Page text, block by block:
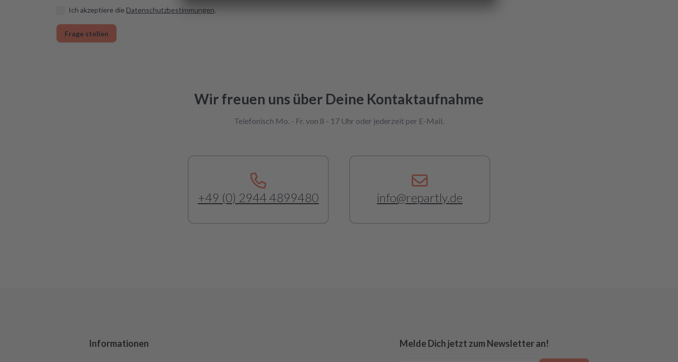
Ich akzeptiere die Datenschutzbestimmungen.
Frage stellen
Wir freuen uns über Deine Kontaktaufnahme
Telefonisch Mo. - Fr. von 8 - 17 Uhr oder jederzeit per E-Mail.
+49 (0) 2944 4899480 info@repartly.de
Informationen Melde Dich jetzt zum Newsletter an!